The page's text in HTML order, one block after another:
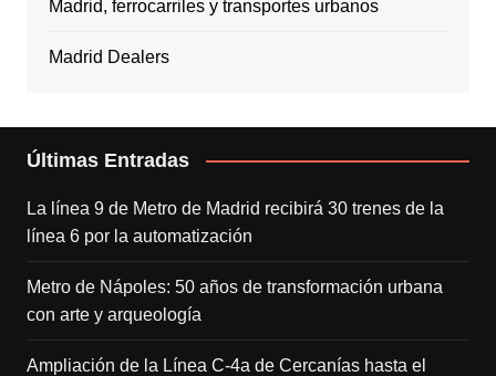
Madrid, ferrocarriles y transportes urbanos
Madrid Dealers
Últimas Entradas
La línea 9 de Metro de Madrid recibirá 30 trenes de la
línea 6 por la automatización
Metro de Nápoles: 50 años de transformación urbana
con arte y arqueología
Ampliación de la Línea C-4a de Cercanías hasta el